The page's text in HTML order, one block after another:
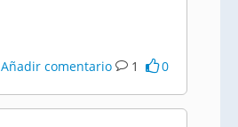
Añadir comentario 1 0